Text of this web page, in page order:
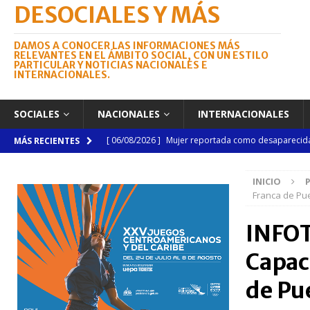
DESOCIALES Y MÁS
DAMOS A CONOCER LAS INFORMACIONES MÁS
RELEVANTES EN EL ÁMBITO SOCIAL, CON UN ESTILO
PARTICULAR Y NOTICIAS NACIONALES E
INTERNACIONALES.
SOCIALES NACIONALES INTERNACIONALES
MÁS RECIENTES [ 06/08/2026 ] Mujer reportada como
[ 06/08/2026 ] Becas internacionales benefician a
extranjero
[ 05/08/2026 ] Meta RD 2036 reúne a Gobierno,
nacional
NACIONALES
[ 05/08/2026 ]
Lactancia materna fortalece la
[ 05/08/2026 ]
INICIO
Franca de
de